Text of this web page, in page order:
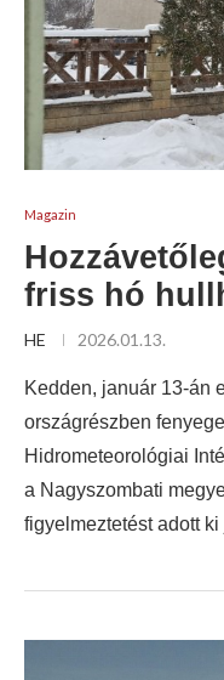
Magazin
friss hó
HE 2026.01.13.
Kedden, január 13-án
országrészben
Hidrometeorológiai
a Nagyszombati
figyelmeztetést adott